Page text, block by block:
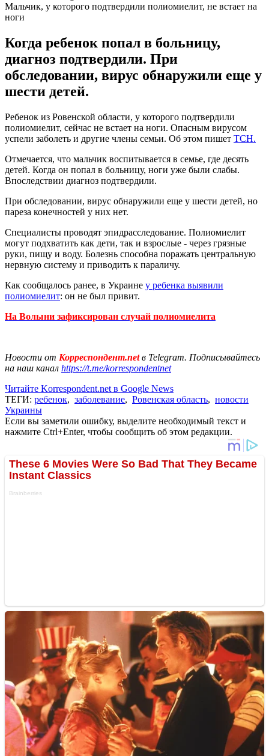
Мальчик, у которого подтвердили полиомиелит, не встает на
ноги
Когда ребенок попал в больницу,
диагноз подтвердили. При
обследовании, вирус обнаружили еще у
шести детей.
Ребенок из Ровенской области, у которого подтвердили
полиомиелит, сейчас не встает на ноги. Опасным вирусом
успели заболеть и другие члены семьи. Об этом пишет ТСН.
Отмечается, что мальчик воспитывается в семье, где десять
детей. Когда он попал в больницу, ноги уже были слабы.
Впоследствии диагноз подтвердили.
При обследовании, вирус обнаружили еще у шести детей, но
пареза конечностей у них нет.
Специалисты проводят эпидрасследование. Полиомиелит
могут подхватить как дети, так и взрослые - через грязные
руки, пищу и воду. Болезнь способна поражать центральную
нервную систему и приводить к параличу.
Как сообщалось ранее, в Украине у ребенка выявили
полиомиелит: он не был привит.
На Волыни зафиксирован случай полиомиелита
Новости от Корреспондент.netв Telegram. Подписывайтесь
на наш канал https://t.me/korrespondentnet
Читайте Korrespondent.net в Google News
ТЕГИ: ребенок, заболевание, Ровенская область, новости
Украины
Если вы заметили ошибку, выделите необходимый текст и
нажмите Ctrl+Enter, чтобы сообщить об этом редакции.